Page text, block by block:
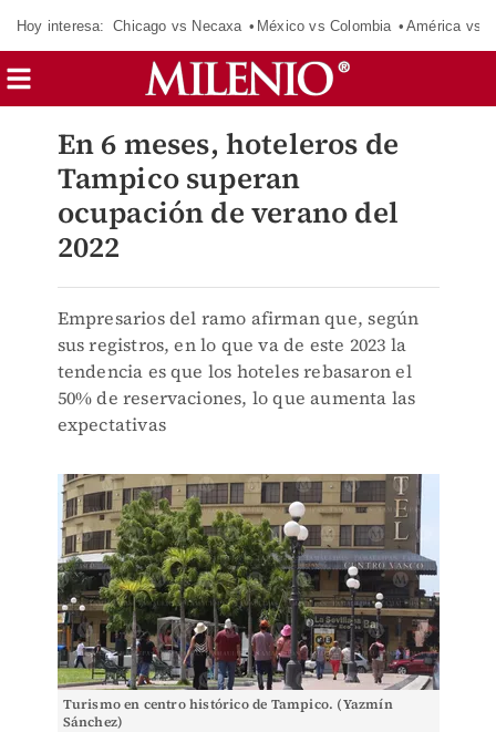
Hoy interesa: Chicago vs Necaxa México vs Colombia América vs
En 6 meses, hoteleros de
Tampico superan
ocupación de verano del
2022
Empresarios del ramo afirman que, según
sus registros, en lo que va de este 2023 la
tendencia es que los hoteles rebasaron el
50% de reservaciones, lo que aumenta las
expectativas
Turismo en centro histórico de Tampico. (Yazmín
Sánchez)